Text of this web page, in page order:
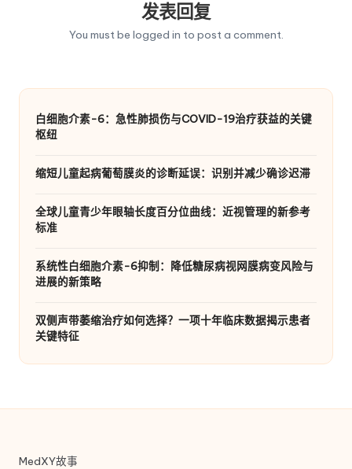
发表回复
You must be logged in to post a comment.
白细胞介素-6：急性肺损伤与COVID-19治疗获益的关键
枢纽
缩短儿童起病葡萄膜炎的诊断延误：识别并减少确诊迟滞
全球儿童青少年眼轴长度百分位曲线：近视管理的新参考
标准
系统性白细胞介素-6抑制：降低糖尿病视网膜病变风险与
进展的新策略
双侧声带萎缩治疗如何选择？一项十年临床数据揭示患者
关键特征
MedXY故事